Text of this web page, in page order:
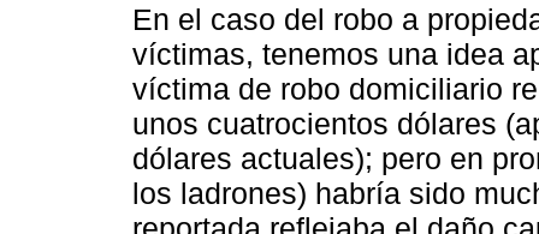
En el caso del robo a
víctimas, tenemos una idea
víctima de robo domiciliario
unos cuatrocientos dólares
dólares actuales); pero en
los ladrones) habría sido